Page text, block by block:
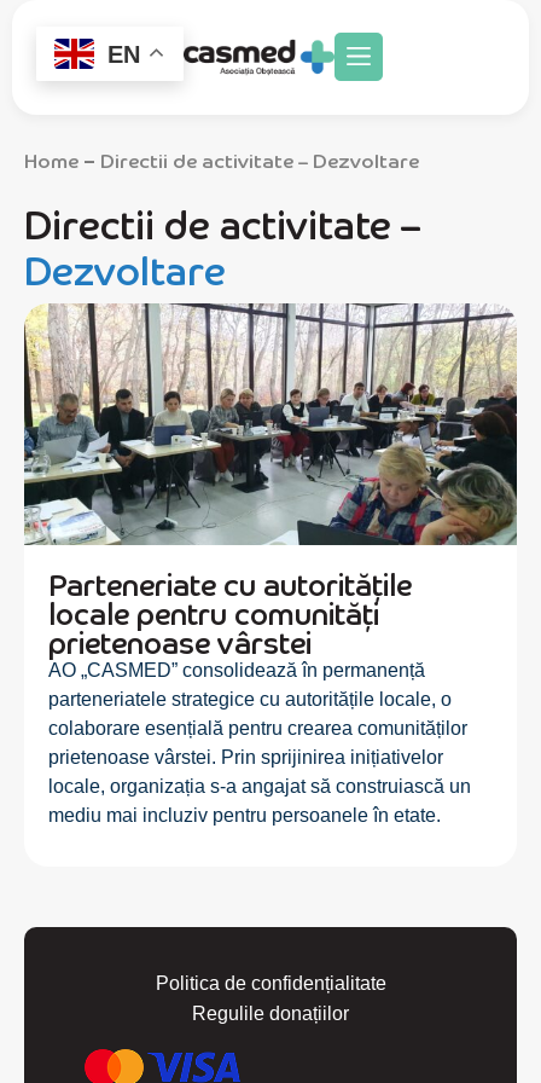
EN
Home – Directii de activitate – Dezvoltare
Directii de activitate –
Dezvoltare
Parteneriate cu autoritățile
locale pentru comunități
prietenoase vârstei
AO „CASMED” consolidează în permanență
parteneriatele strategice cu autoritățile locale, o
colaborare esențială pentru crearea comunităților
prietenoase vârstei. Prin sprijinirea inițiativelor
locale, organizația s-a angajat să construiască un
mediu mai incluziv pentru persoanele în etate.
Politica de confidențialitate
Regulile donațiilor